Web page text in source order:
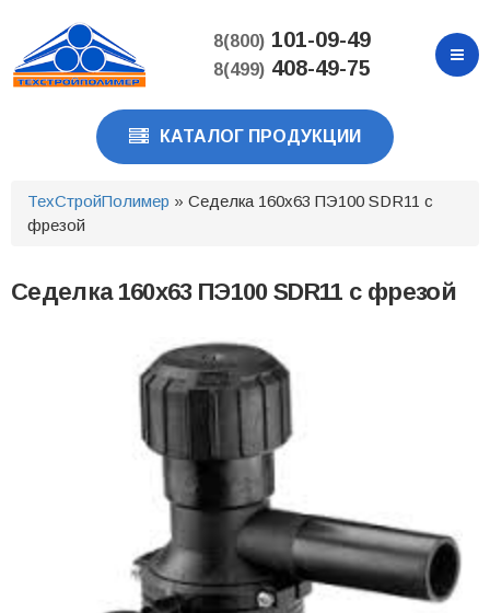
основному
содержанию
8(800)101-09-49
8(499)408-49-75
КАТАЛОГ ПРОДУКЦИИ
ТехСтройПолимер » Седелка 160х63 ПЭ100 SDR11 с
фрезой
Седелка 160х63 ПЭ100 SDR11 с фрезой